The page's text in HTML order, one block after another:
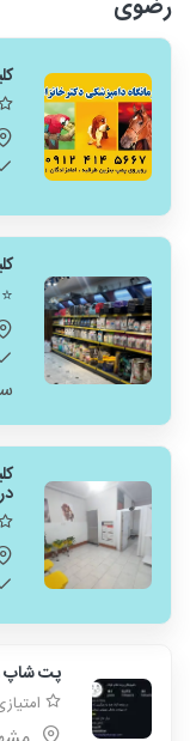
رضوی
⭐
پت شاپ